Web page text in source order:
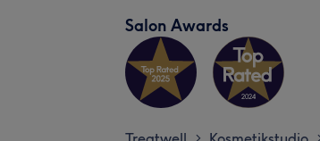
Salon Awards
>